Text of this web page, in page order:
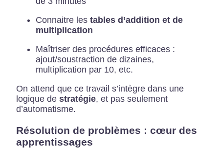
Connaitre les tables d’addition et de
multiplication
Maîtriser des procédures efficaces :
ajout/soustraction de dizaines,
multiplication par 10, etc.
On attend que ce travail s’intègre dans une
logique de stratégie, et pas seulement
d’automatisme.
Résolution de problèmes : cœur des
apprentissages